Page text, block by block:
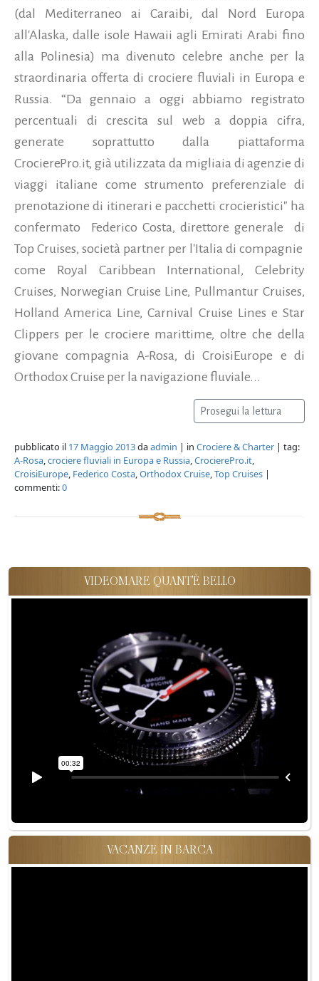
(dal Mediterraneo ai Caraibi, dal Nord Europa
all'Alaska, dalle isole Hawaii agli Emirati Arabi fino
alla Polinesia) ma divenuto celebre anche per la
straordinaria offerta di crociere fluviali in Europa e
Russia. “Da gennaio a oggi abbiamo registrato
percentuali di crescita sul web a doppia cifra,
generate soprattutto dalla piattaforma
CrocierePro.it, già utilizzata da migliaia di agenzie di
viaggi italiane come strumento preferenziale di
prenotazione di itinerari e pacchetti crocieristici" ha
confermato Federico Costa, direttore generale di
Top Cruises, società partner per l'Italia di compagnie
come Royal Caribbean International, Celebrity
Cruises, Norwegian Cruise Line, Pullmantur Cruises,
Holland America Line, Carnival Cruise Lines e Star
Clippers per le crociere marittime, oltre che della
giovane compagnia A-Rosa, di CroisiEurope e di
Orthodox Cruise per la navigazione fluviale...
Prosegui la lettura
pubblicato il 17 Maggio 2013daadmin | in Crociere & Charter | tag:
A-Rosa,crociere fluviali in Europa e Russia,CrocierePro.it,
CroisiEurope, Federico Costa,Orthodox Cruise,Top Cruises |
commenti:0
VIDEOMARE QUANT'È BELLO
VACANZE IN BARCA